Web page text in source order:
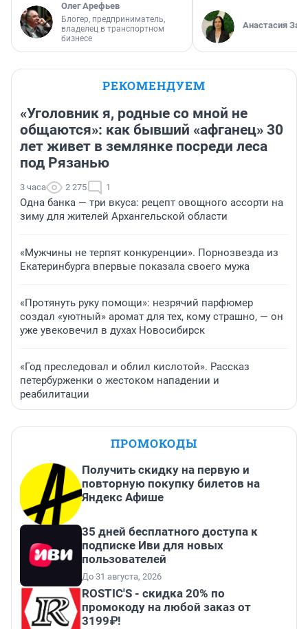
Олег Арефьев
Блогер, предприниматель,
владелец в транспортном
бизнесе
Анастасия
РЕКОМЕНДУЕМ
«Уголовник я, родные со мной не
общаются»: как бывший «афганец» 30
лет живет в землянке посреди леса
под Рязанью
3 часа 2 275 1
Одна банка — три вкуса: рецепт овощного ассорти на
зиму для жителей Архангельской области
«Мужчины не терпят конкуренции». Порнозвезда из
Екатеринбурга впервые показала своего мужа
«Протянуть руку помощи»: незрячий парфюмер
создал «уютный» аромат для тех, кому страшно, — он
уже увековечил в духах Новосибирск
«Год преследовал и облил кислотой». Рассказ
петербурженки о жестоком нападении и
реабилитации
ПРОМОКОДЫ
Получить скидку на первую и
повторную покупку билетов на
Яндекс Афише
35 дней бесплатного доступа к
подписке Иви для новых
пользователей
До 31 августа, 2026
ROSTIC'S - скидка 20% по
промокоду на любой заказ от
3199₽!